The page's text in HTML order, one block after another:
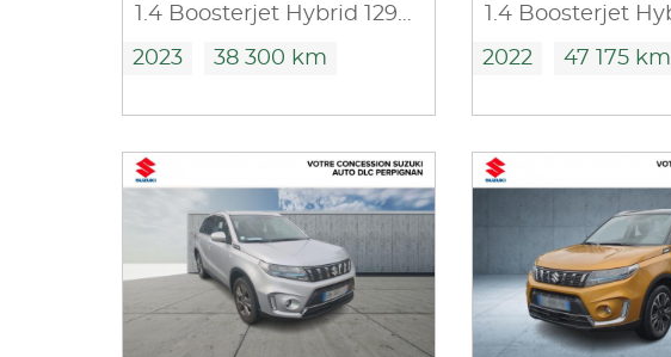
1.4 Boosterjet Hybrid 129ch Privilège
2023 38 300 km 2022 47 175 km